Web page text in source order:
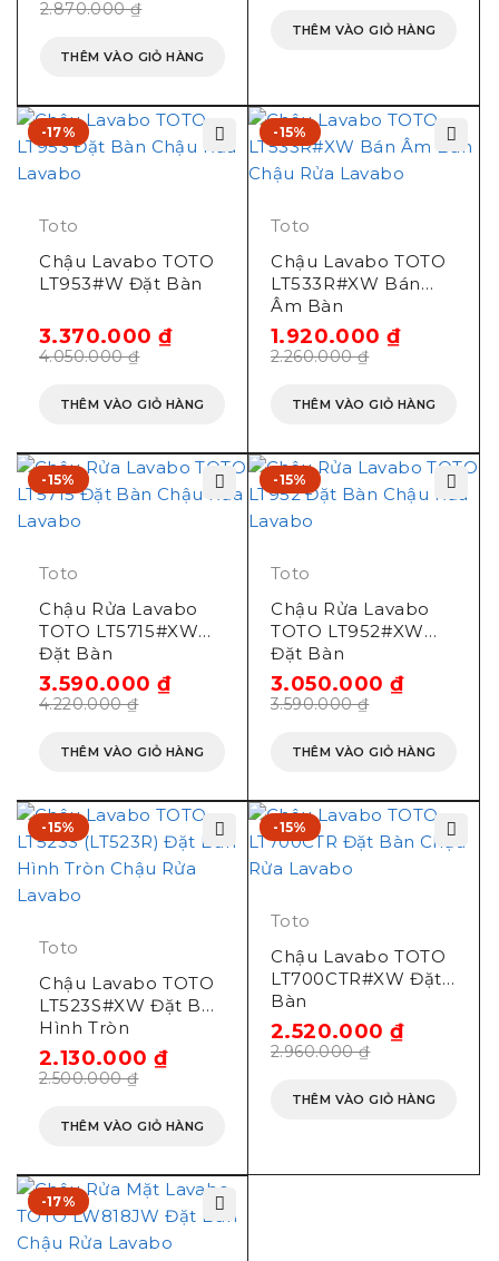
Video giới thiệu lavabo
đặt bàn Toto L367CR
Video đập hộp lavabo
TOTO LT367CR chậu đặt
2.870.000₫
THÊM VÀO GIỎ HÀNG
THÊM VÀO GIỎ HÀNG
-17%
Toto
Chậu Lavabo TOTO
LT953#W Đặt Bàn
4.050.000₫
3.370.000₫
THÊM VÀO GIỎ HÀNG
-15%
Toto
Chậu Lavabo TOTO
LT533R#XW Bán
Âm Bàn
2.260.000₫
1.920.000₫
THÊM VÀO GIỎ HÀNG
-15%
Toto
Chậu Rửa Lavabo
TOTO LT5715#XW
Đặt Bàn
4.220.000₫
3.590.000₫
THÊM VÀO GIỎ HÀNG
-15%
Toto
Chậu Rửa Lavabo
TOTO LT952#XW
Đặt Bàn
3.590.000₫
3.050.000₫
THÊM VÀO GIỎ HÀNG
-15%
Toto
Chậu Lavabo TOTO
LT523S#XW Đặt Bàn
Hình Tròn
2.500.000₫
2.130.000₫
THÊM VÀO GIỎ HÀNG
-15%
Toto
Chậu Lavabo TOTO
LT700CTR#XW Đặt
Bàn
2.960.000₫
2.520.000₫
THÊM VÀO GIỎ HÀNG
-17%